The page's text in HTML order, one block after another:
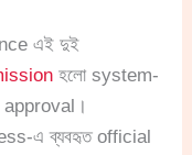
এই দুই
হলো system-
approval।
এ ব্যবহৃত official